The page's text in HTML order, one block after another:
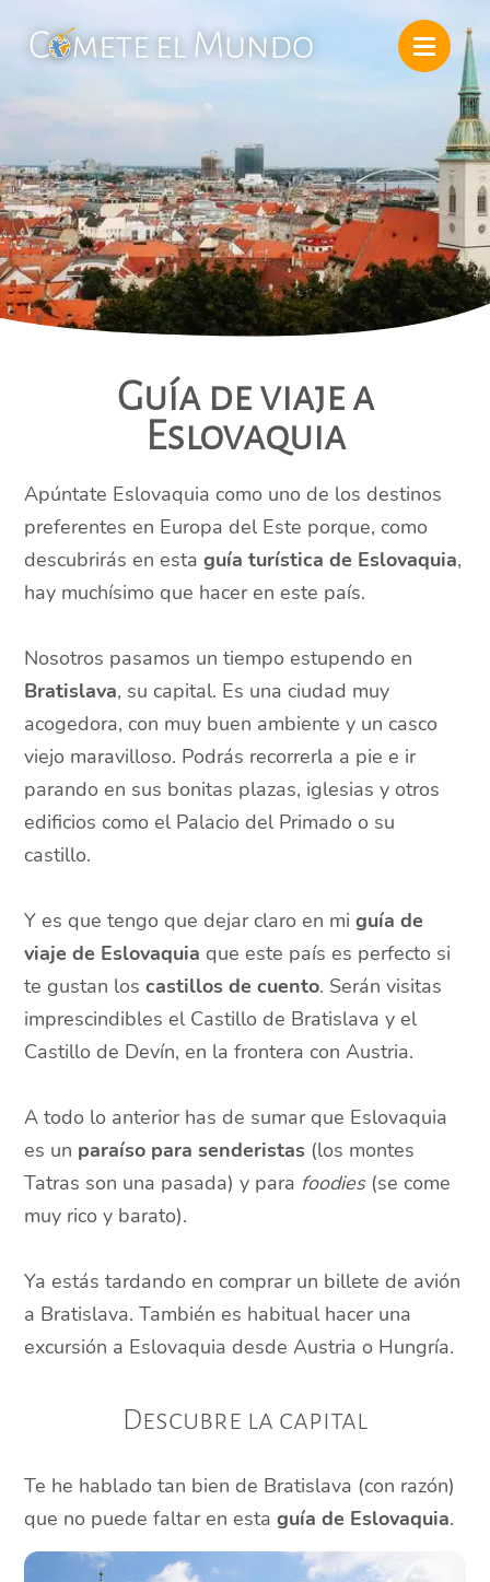
Guía de viaje a
Eslovaquia
Apúntate Eslovaquia como uno de los destinos
preferentes en Europa del Este porque, como
descubrirás en estaguía turística de Eslovaquia,
hay muchísimo que hacer en este país.
Nosotros pasamos un tiempo estupendo en
Bratislava, su capital. Es una ciudad muy
acogedora, con muy buen ambiente y un casco
viejo maravilloso. Podrás recorrerla a pie e ir
parando en sus bonitas plazas, iglesias y otros
edificios como el Palacio del Primado o su
castillo.
Y es que tengo que dejar claro en miguía de
viaje de Eslovaquia que este país es perfecto si
te gustan loscastillos de cuento. Serán visitas
imprescindibles el Castillo de Bratislava y el
Castillo de Devín, en la frontera con Austria.
A todo lo anterior has de sumar que Eslovaquia
es un paraíso para senderistas (los montes
Tatras son una pasada) y para foodies(se come
muy rico y barato).
Ya estás tardando en comprar un billete de avión
a Bratislava. También es habitual hacer una
excursión a Eslovaquia desde Austria o Hungría.
Descubre la capital
Te he hablado tan bien de Bratislava (con razón)
que no puede faltar en estaguía de Eslovaquia.